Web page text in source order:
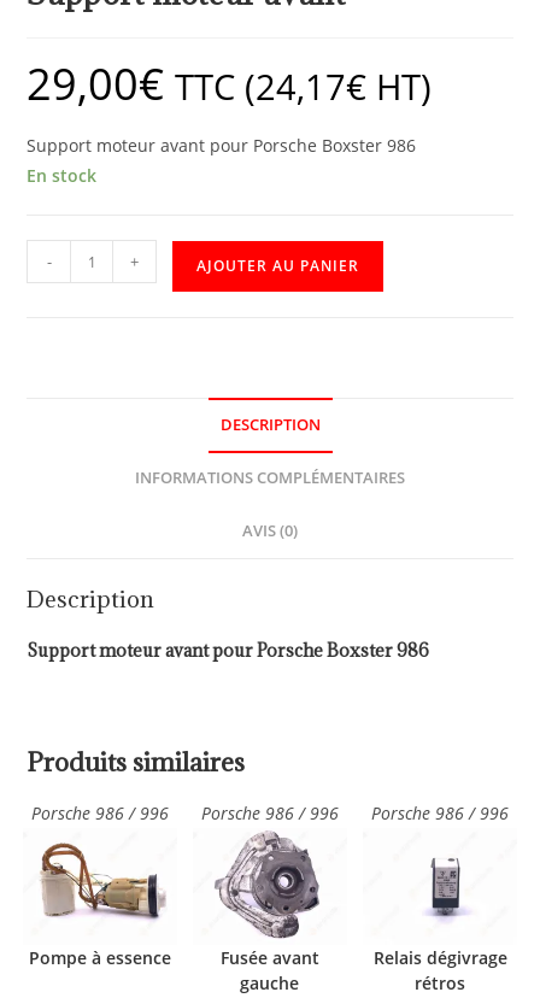
29,00€ TTC (24,17€ HT)
Support moteur avant pour Porsche Boxster 986
En stock
- + AJOUTER AU PANIER
DESCRIPTION
INFORMATIONS COMPLÉMENTAIRES
AVIS (0)
Description
Support moteur avant pour Porsche Boxster 986
Produits similaires
Porsche 986 / 996
Pompe à essence
Porsche 986 / 996
Fusée avant
gauche
Porsche 986 / 996
Relais dégivrage
rétros